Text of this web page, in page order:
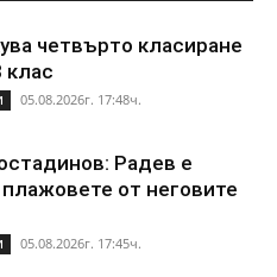
четвърто класиране
клас
05.08.2026г. 17:48ч.
Радев е
плажoвете от неговите
05.08.2026г. 17:45ч.